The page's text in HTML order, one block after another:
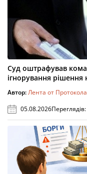
Суд оштрафував
ігнорування рішення
Автор:Лента от Протокола
05.08.2026Переглядів: